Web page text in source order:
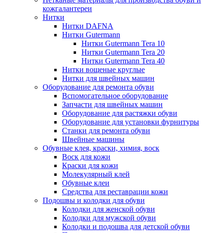
кожгалантереи
Нитки
Нитки DAFNA
Нитки Gutermann
Нитки Gutermann Tera 10
Нитки Gutermann Tera 20
Нитки Gutermann Tera 40
Нитки вощеные круглые
Нитки для швейных машин
Оборудование для ремонта обуви
Вспомогательное оборудование
Запчасти для швейных машин
Оборудование для растяжки обуви
Оборудование для установки фурнитуры
Станки для ремонта обуви
Швейные машины
Обувные клея, краски, химия, воск
Воск для кожи
Краски для кожи
Молекулярный клей
Обувные клеи
Средства для реставрации кожи
Подошвы и колодки для обуви
Колодки для женской обуви
Колодки для мужской обуви
Колодки и подошва для детской обуви